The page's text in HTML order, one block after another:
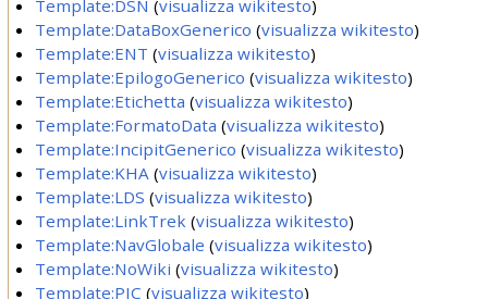
Template:DSN (visualizza wikitesto)
Template:DataBoxGenerico (visualizza wikitesto)
Template:ENT (visualizza wikitesto)
Template:EpilogoGenerico (visualizza wikitesto)
Template:Etichetta (visualizza wikitesto)
Template:FormatoData (visualizza wikitesto)
Template:IncipitGenerico (visualizza wikitesto)
Template:KHA (visualizza wikitesto)
Template:LDS (visualizza wikitesto)
Template:LinkTrek (visualizza wikitesto)
Template:NavGlobale (visualizza wikitesto)
Template:NoWiki (visualizza wikitesto)
Template:PIC (visualizza wikitesto)